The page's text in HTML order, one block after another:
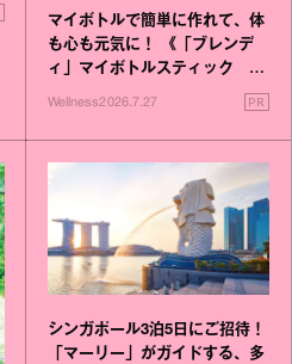
マイボトルで簡単に作れて、体
も心も元気に！ 《「ブレンデ
ィ」マイボトルスティック い
いこと毎日》シリーズが誕生
Wellness2026.7.27 PR
シンガポール3泊5日にご招待！
「マーリー」がガイドする、多